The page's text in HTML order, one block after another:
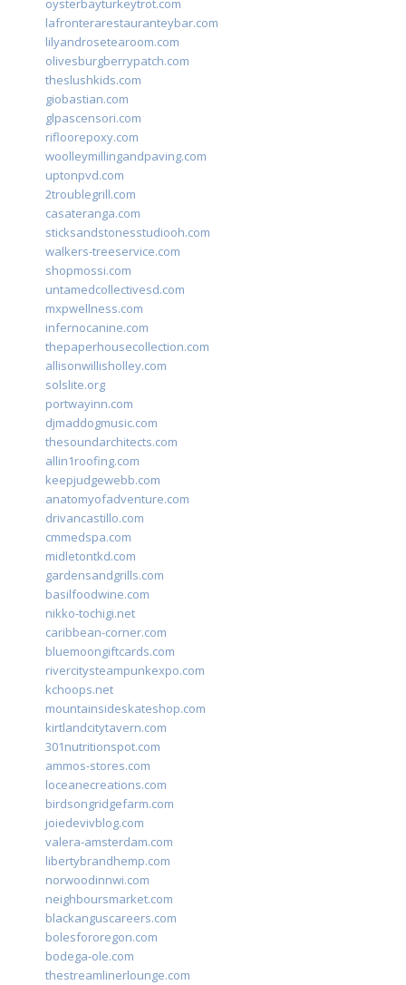
oysterbayturkeytrot.com
lafronterarestauranteybar.com
lilyandrosetearoom.com
olivesburgberrypatch.com
theslushkids.com
giobastian.com
glpascensori.com
rifloorepoxy.com
woolleymillingandpaving.com
uptonpvd.com
2troublegrill.com
casateranga.com
sticksandstonesstudiooh.com
walkers-treeservice.com
shopmossi.com
untamedcollectivesd.com
mxpwellness.com
infernocanine.com
thepaperhousecollection.com
allisonwillisholley.com
solslite.org
portwayinn.com
djmaddogmusic.com
thesoundarchitects.com
allin1roofing.com
keepjudgewebb.com
anatomyofadventure.com
drivancastillo.com
cmmedspa.com
midletontkd.com
gardensandgrills.com
basilfoodwine.com
nikko-tochigi.net
caribbean-corner.com
bluemoongiftcards.com
rivercitysteampunkexpo.com
kchoops.net
mountainsideskateshop.com
kirtlandcitytavern.com
301nutritionspot.com
ammos-stores.com
loceanecreations.com
birdsongridgefarm.com
joiedevivblog.com
valera-amsterdam.com
libertybrandhemp.com
norwoodinnwi.com
neighboursmarket.com
blackanguscareers.com
bolesfororegon.com
bodega-ole.com
thestreamlinerlounge.com